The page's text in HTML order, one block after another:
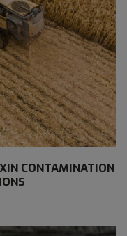
CONTAMINATION